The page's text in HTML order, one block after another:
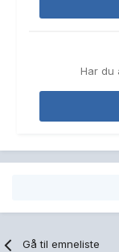
Har du
Gå til emneliste